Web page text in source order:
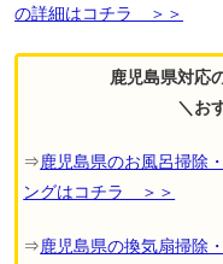
の詳細はコチラ ＞＞
鹿児島県対応
＼お
⇒鹿児島県のお風呂掃除
ングはコチラ ＞＞
⇒鹿児島県の換気扇掃除